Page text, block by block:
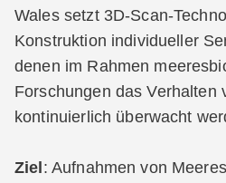
Wales setzt 3D-Scan-
Konstruktion individueller
denen im Rahmen
Forschungen das Verhalten
kontinuierlich überwacht
Ziel : Aufnahmen von